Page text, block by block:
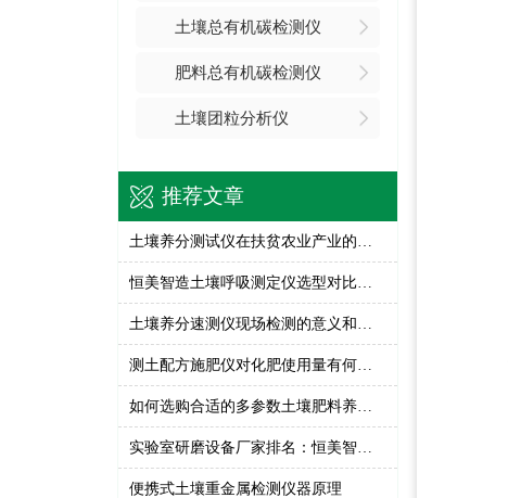
土壤总有机碳检测仪
肥料总有机碳检测仪
土壤团粒分析仪
推荐文章
恒美智造土壤呼吸测定仪选型对比建议—土壤碳通量测定仪如何选
测土配方施肥仪对化肥使用量有何影响
如何选购合适的多参数土壤肥料养分速测仪
实验室研磨设备厂家排名：恒美智造立式球磨机为何跻身推荐榜单
便携式土壤重金属检测仪器原理